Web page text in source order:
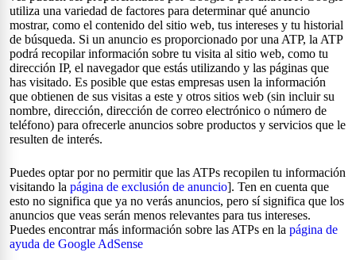
utiliza una variedad de factores para determinar qué anuncio
mostrar, como el contenido del sitio web, tus intereses y tu historial
de búsqueda. Si un anuncio es proporcionado por una ATP, la ATP
podrá recopilar información sobre tu visita al sitio web, como tu
dirección IP, el navegador que estás utilizando y las páginas que
has visitado. Es posible que estas empresas usen la información
que obtienen de sus visitas a este y otros sitios web (sin incluir su
nombre, dirección, dirección de correo electrónico o número de
teléfono) para ofrecerle anuncios sobre productos y servicios que le
resulten de interés.
Puedes optar por no permitir que las ATPs recopilen tu información
visitando la página de exclusión de anuncio]. Ten en cuenta que
esto no significa que ya no verás anuncios, pero sí significa que los
anuncios que veas serán menos relevantes para tus intereses.
Puedes encontrar más información sobre las ATPs en la página de
ayuda de Google AdSense